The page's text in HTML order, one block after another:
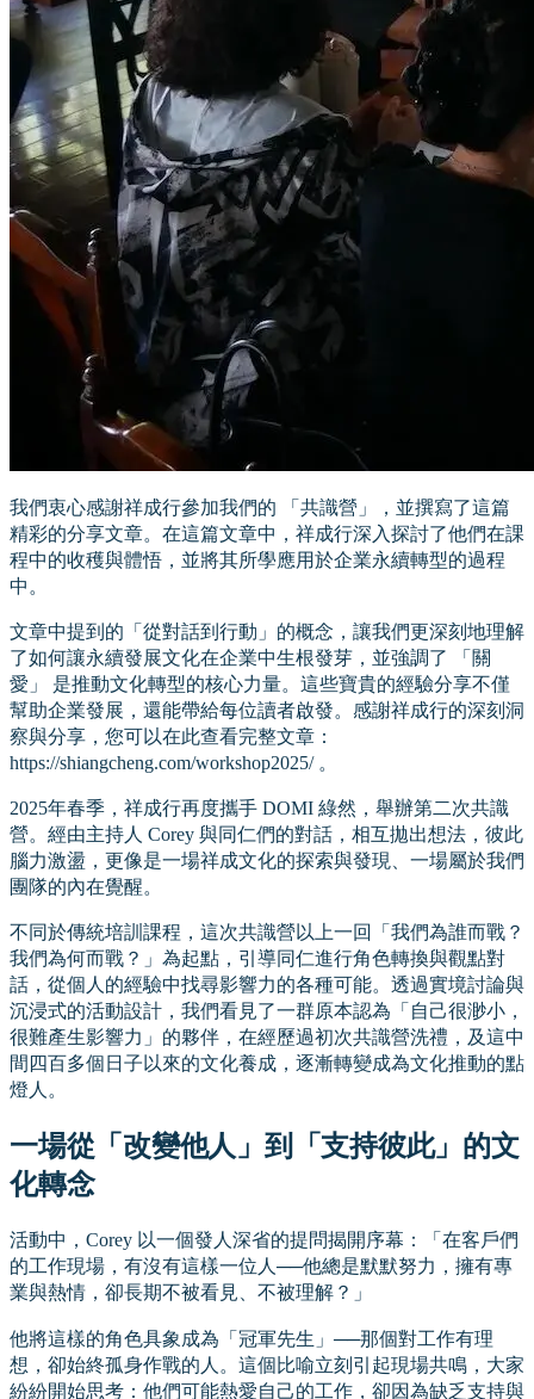
我們衷心感謝祥成行參加我們的 「共識營」，並撰寫了這篇
精彩的分享文章。在這篇文章中，祥成行深入探討了他們在課
程中的收穫與體悟，並將其所學應用於企業永續轉型的過程
中。
文章中提到的「從對話到行動」的概念，讓我們更深刻地理解
了如何讓永續發展文化在企業中生根發芽，並強調了 「關
愛」 是推動文化轉型的核心力量。這些寶貴的經驗分享不僅
幫助企業發展，還能帶給每位讀者啟發。感謝祥成行的深刻洞
察與分享，您可以在此查看完整文章：
https://shiangcheng.com/workshop2025/ 。
2025年春季，祥成行再度攜手 DOMI 綠然，舉辦第二次共識
營。經由主持人 Corey 與同仁們的對話，相互拋出想法，彼此
腦力激盪，更像是一場祥成文化的探索與發現、一場屬於我們
團隊的內在覺醒。
不同於傳統培訓課程，這次共識營以上一回「我們為誰而戰？
我們為何而戰？」為起點，引導同仁進行角色轉換與觀點對
話，從個人的經驗中找尋影響力的各種可能。透過實境討論與
沉浸式的活動設計，我們看見了一群原本認為「自己很渺小，
很難產生影響力」的夥伴，在經歷過初次共識營洗禮，及這中
間四百多個日子以來的文化養成，逐漸轉變成為文化推動的點
燈人。
一場從「改變他人」到「支持彼此」的文
化轉念
活動中，Corey 以一個發人深省的提問揭開序幕：「在客戶們
的工作現場，有沒有這樣一位人──他總是默默努力，擁有專
業與熱情，卻長期不被看見、不被理解？」
他將這樣的角色具象成為「冠軍先生」──那個對工作有理
想，卻始終孤身作戰的人。這個比喻立刻引起現場共鳴，大家
紛紛開始思考：他們可能熱愛自己的工作，卻因為缺乏支持與